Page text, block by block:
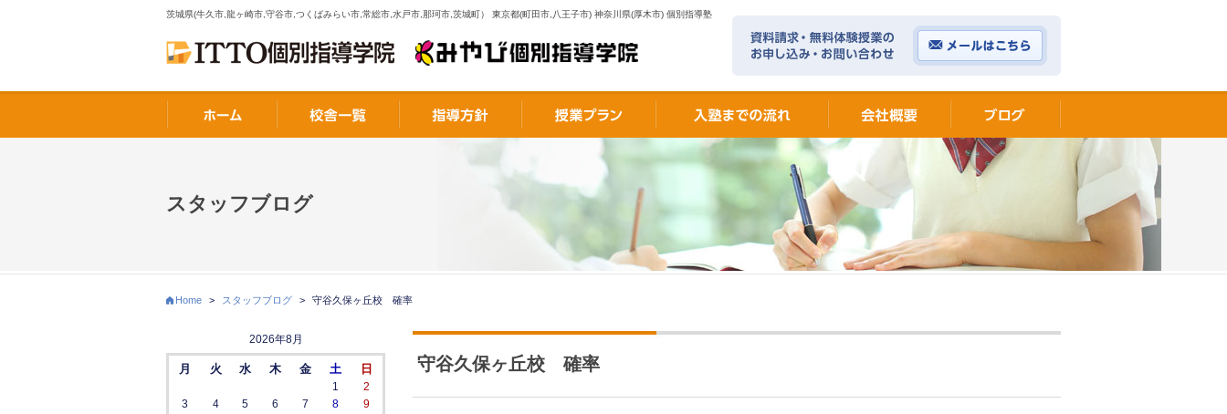
茨城県(牛久市,龍ヶ崎市,守谷市,つくばみらい市,常総市,水戸市,那珂市,茨城町） 東京都(町田市,八王子市) 神奈川県(厚木市) 個別指導塾
スタッフブログ
Home > スタッフブログ > 守谷久保ヶ丘校 確率
守谷久保ヶ丘校 確率
2026年8月
月 火 水 木 金 土 日
1
2
3
4 5 6 7 8
9